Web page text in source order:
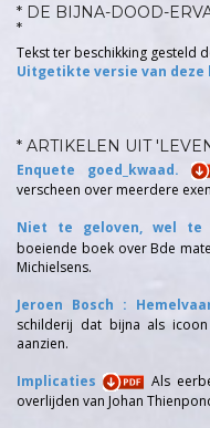
* DE BIJNA-DOOD-
*
Tekst ter beschikking gesteld
Uitgetikte versie van deze
* ARTIKELEN UIT
Enquete goed_kwaad.
verscheen over meerdere
Niet te geloven, wel
boeiende boek over Bde
Michielsens.
Jeroen Bosch :
schilderij dat bijna als
aanzien.
Implicaties
Als
overlijden van Johan